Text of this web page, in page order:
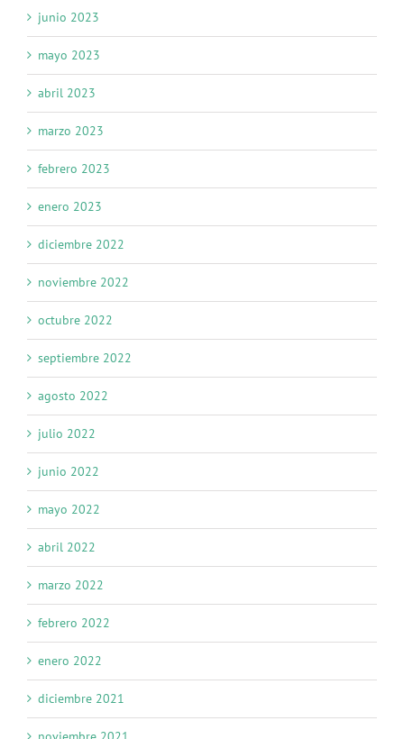
junio 2023
mayo 2023
abril 2023
marzo 2023
febrero 2023
enero 2023
diciembre 2022
noviembre 2022
octubre 2022
septiembre 2022
agosto 2022
julio 2022
junio 2022
mayo 2022
abril 2022
marzo 2022
febrero 2022
enero 2022
diciembre 2021